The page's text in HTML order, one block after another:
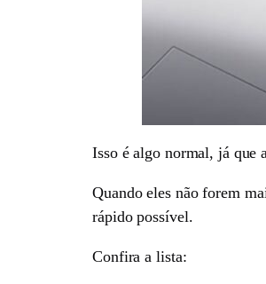
Isso é algo normal, já que
Quando eles não forem
rápido possível.
Confira a lista: